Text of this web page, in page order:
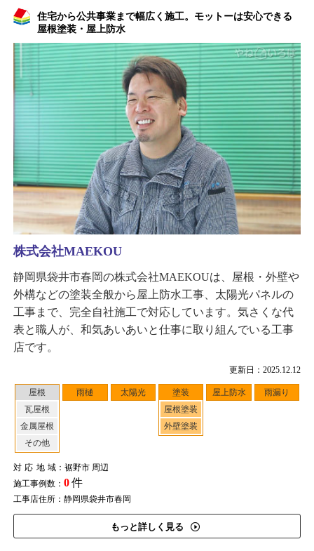
住宅から公共事業まで幅広く施工。モットーは安心できる
屋根塗装・屋上防水
更新日：2025.12.12
屋根
瓦屋根
金属屋根
その他
雨樋 太陽光
塗装
屋根塗装
外壁塗装
屋上防水 雨漏り
対応地域：裾野市 周辺
施工事例数： 0件
工事店住所：静岡県袋井市春岡
もっと詳しく見る
株式会社MAEKOU
静岡県袋井市春岡の株式会社MAEKOUは、屋根・外壁や
外構などの塗装全般から屋上防水工事、太陽光パネルの
工事まで、完全自社施工で対応しています。気さくな代
表と職人が、和気あいあいと仕事に取り組んでいる工事
店です。